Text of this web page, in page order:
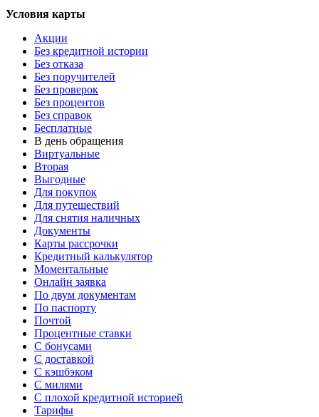
Условия карты
Акции
Без кредитной истории
Без отказа
Без поручителей
Без проверок
Без процентов
Без справок
Бесплатные
В день обращения
Виртуальные
Вторая
Выгодные
Для покупок
Для путешествий
Для снятия наличных
Документы
Карты рассрочки
Кредитный калькулятор
Моментальные
Онлайн заявка
По двум документам
По паспорту
Почтой
Процентные ставки
С бонусами
С доставкой
С кэшбэком
С милями
С плохой кредитной историей
Тарифы